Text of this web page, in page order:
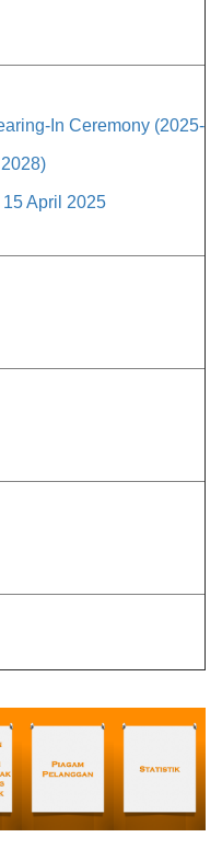
In Ceremony (2025-
2028)
April 2025